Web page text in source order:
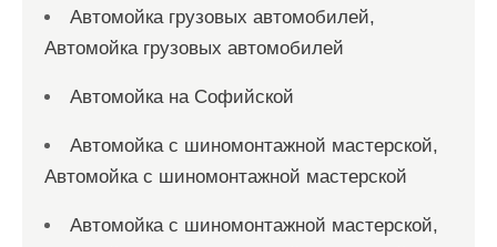
Автомойка грузовых автомобилей,
Автомойка грузовых автомобилей
Автомойка на Софийской
Автомойка с шиномонтажной мастерской,
Автомойка с шиномонтажной мастерской
Автомойка с шиномонтажной мастерской,